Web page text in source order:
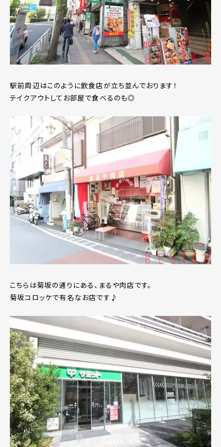
駅前周辺はこのように飲食店が立ち並んでおります！
テイクアウトしてお部屋で食べるのも◎
こちらは菊坂の通りにある、まるや肉店です。
菊坂コロッケで有名なお店です♪